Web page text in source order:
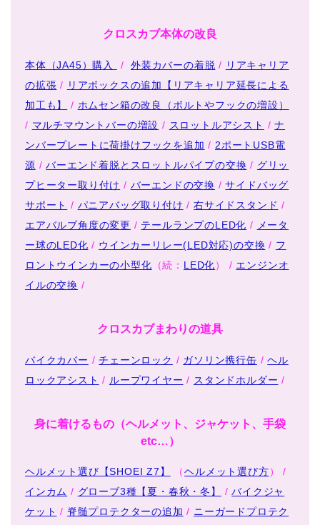
クロスカブ本体の改良
本体（JA45）購入 /外装カバーの着脱 / リアキャリア
の拡張 / リアボックスの追加【リアキャリア延長による
加工も】
/ ホムセン箱の改良（ボルトやフックの増設）
/ マルチマウントバーの増設 / スロットルアシスト /ナ
ンバープレートに荷掛けフックを追加 / 2ポートUSB電
源 /バーエンド着脱とスロットルパイプの交換 / グリッ
プヒーター取り付け / バーエンドの交換 /サイドバッグ
サポート / パニアバッグ取り付け /右サイドスタンド /
エアバルブ角度の変更 / テールランプのLED化 /
メータ
ー球のLED化 / ウインカーリレー(LED対応)の交換 / フ
ロントウインカーの小型化 （続： LED化） / エンジンオ
イルの交換 /
クロスカブまわりの道具
バイクカバー /チェーンロック / ガソリン携行缶 /ヘル
ロックアシスト / ループワイヤー / スタンドホルダー /
身に着けるもの（ヘルメット、ジャケット、手袋
etc…）
ヘルメット選び【SHOEI Z7】 （ヘルメット選び方） /
インカム / グローブ3種【夏・春秋・冬】 /バイクジャ
ケット / 脊髄プロテクターの追加 / ニーガードプロテク